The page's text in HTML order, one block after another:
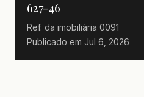
627-46
Ref. da imobiliária 0091
Publicado em Jul 6, 2026